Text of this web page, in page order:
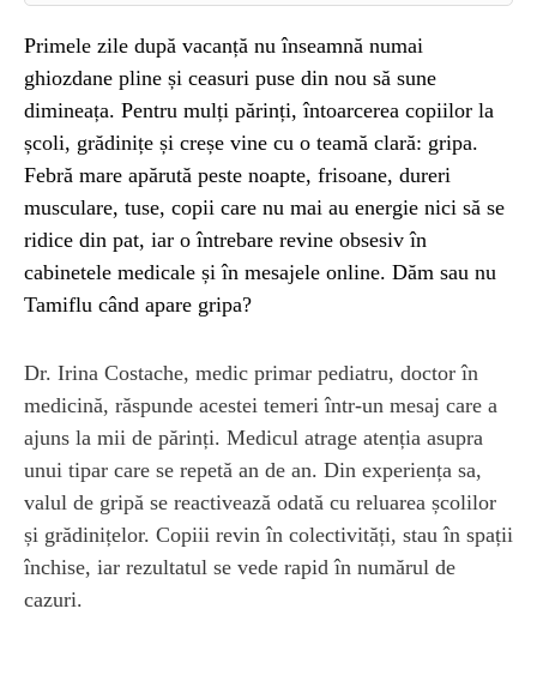
Primele zile după vacanță nu înseamnă numai
ghiozdane pline și ceasuri puse din nou să sune
dimineața. Pentru mulți părinți, întoarcerea copiilor la
școli, grădinițe și creșe vine cu o teamă clară: gripa.
Febră mare apărută peste noapte, frisoane, dureri
musculare, tuse, copii care nu mai au energie nici să se
ridice din pat, iar o întrebare revine obsesiv în
cabinetele medicale și în mesajele online. Dăm sau nu
Tamiflu când apare gripa?
Dr. Irina Costache, medic primar pediatru, doctor în
medicină, răspunde acestei temeri într-un mesaj care a
ajuns la mii de părinți. Medicul atrage atenția asupra
unui tipar care se repetă an de an. Din experiența sa,
valul de gripă se reactivează odată cu reluarea școlilor
și grădinițelor. Copiii revin în colectivități, stau în spații
închise, iar rezultatul se vede rapid în numărul de
cazuri.